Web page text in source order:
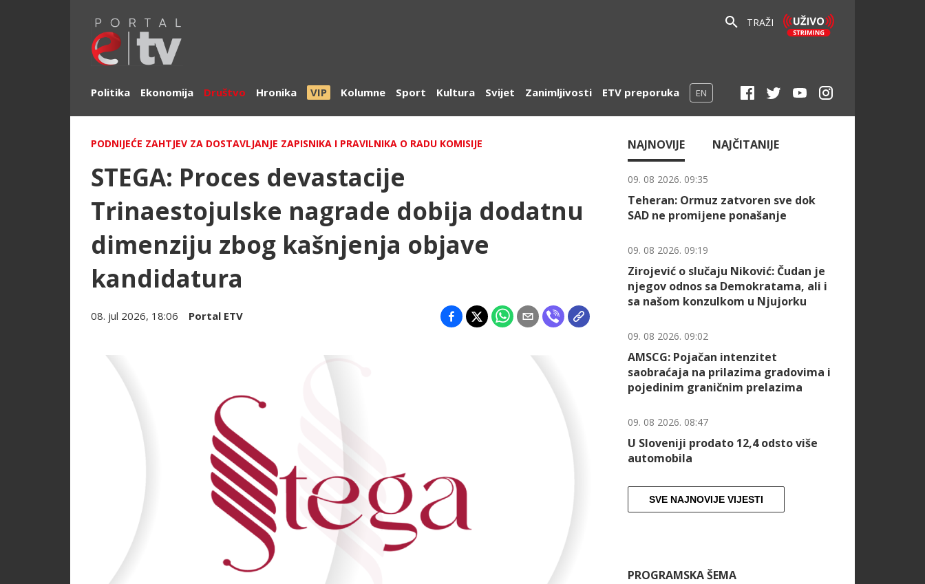
TRAŽI
Politika Ekonomija Društvo Hronika VIP Kolumne Sport Kultura Svijet Zanimljivosti ETV preporuka EN
PODNIJEĆE ZAHTJEV ZA DOSTAVLJANJE ZAPISNIKA I PRAVILNIKA O RADU KOMISIJE
STEGA: Proces devastacije
Trinaestojulske nagrade dobija dodatnu
dimenziju zbog kašnjenja objave
kandidatura
08. jul 2026, 18:06 Portal ETV
NAJNOVIJE NAJČITANIJE
09. 08 2026. 09:35
Teheran: Ormuz zatvoren sve dok
SAD ne promijene ponašanje
09. 08 2026. 09:19
Zirojević o slučaju Niković: Čudan je
njegov odnos sa Demokratama, ali i
sa našom konzulkom u Njujorku
09. 08 2026. 09:02
AMSCG: Pojačan intenzitet
saobraćaja na prilazima gradovima i
pojedinim graničnim prelazima
09. 08 2026. 08:47
U Sloveniji prodato 12,4 odsto više
automobila
SVE NAJNOVIJE VIJESTI
PROGRAMSKA ŠEMA